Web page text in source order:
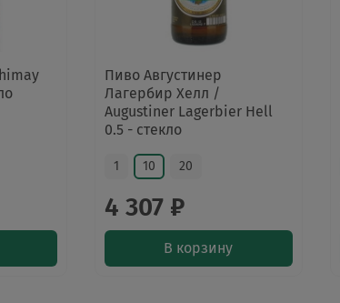
Пиво Августинер
Лагербир Хелл /
Augustiner Lagerbier Hell
0.5 - стекло
1 10 20
4 307 ₽
В корзину